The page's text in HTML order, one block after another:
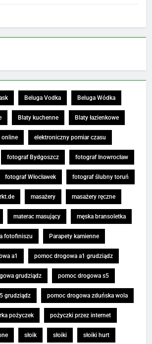
Beluga Vodka Beluga Wódka
Blaty kuchenne Blaty łazienkowe
online elektroniczny pomiar czasu
fotograf Bydgoszcz fotograf Inowrocław
fotograf Włocławek fotograf ślubny toruń
masażery masażery ręczne
materac masujący męska bransoletka
fotofiniszu Parapety kamienne
a1 pomoc drogowa a1 grudziądz
grudziądz pomoc drogowa s5
grudziądz pomoc drogowa zduńska wola
pożyczek pożyczki przez internet
słoik słoiki słoiki hurt